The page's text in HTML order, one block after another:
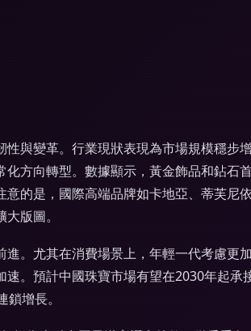
與變革。行業現狀表現為市場規模穩步
方向轉型。數據顯示，黃金飾品和鉆石
的是，國際高端品牌如卡地亞、蒂芙尼
版圖。
。尤其在消費場景上，年輕一代考慮更
。預計中國珠寶市場有望在2030年起
增長。